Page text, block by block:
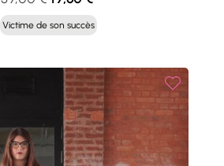
prix
initial
39,00 €.
prix
actuel
19,50 €.
Victime de son succès